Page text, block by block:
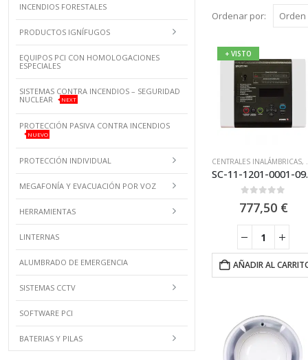
Ordenar por:
+ VISTO
CENTRALES INALÁMBRICAS,
SC-11-1201-
777,50 €
AÑADIR AL
INCENDIOS FORESTALES
PRODUCTOS IGNÍFUGOS
EQUIPOS PCI CON HOMOLOGACIONES
ESPECIALES
SISTEMAS CONTRA INCENDIOS – SEGURIDAD
NUCLEAR
NEXT
PROTECCIÓN PASIVA CONTRA INCENDIOS
NUEVO
PROTECCIÓN INDIVIDUAL
MEGAFONÍA Y EVACUACIÓN POR VOZ
HERRAMIENTAS
LINTERNAS
ALUMBRADO DE EMERGENCIA
SISTEMAS CCTV
SOFTWARE PCI
BATERIAS Y PILAS